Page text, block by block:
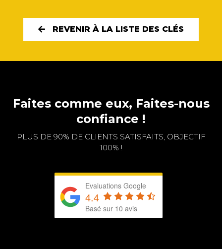
REVENIR À LA LISTE DES CLÉS
Faites comme eux, Faites-nous
confiance !
PLUS DE 90% DE CLIENTS SATISFAITS, OBJECTIF
100% !
Evaluations Google
4.4
Basé sur 10 avis